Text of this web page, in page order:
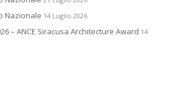
Nazionale 14 Luglio 2026
– ANCE Siracusa Architecture Award 14